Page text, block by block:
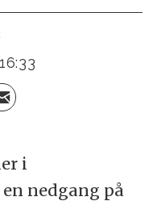
i
nedgang på